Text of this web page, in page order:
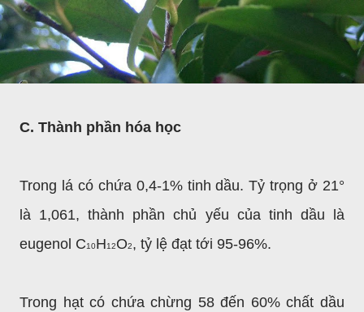
C. Thành phần hóa học
Trong lá có chứa 0,4-1% tinh dầu. Tỷ trọng ở 21°
là 1,061, thành phần chủ yếu của tinh dầu là
eugenol C10H12O2, tỷ lệ đạt tới 95-96%.
Trong hạt có chứa chừng 58 đến 60% chất dầu